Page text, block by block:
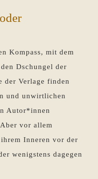
Kompass, mit dem
Dschungel der
der Verlage finden
und unwirtlichen
Autor*innen
vor allem
Inneren vor der
wenigstens dagegen